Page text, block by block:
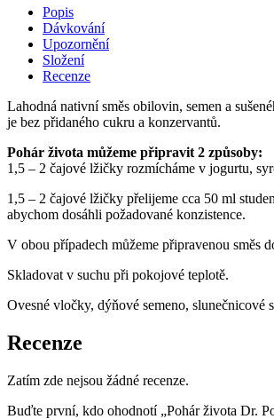
množství
Popis
Dávkování
Upozornění
Složení
Recenze
Lahodná nativní směs obilovin, semen a
je bez přidaného cukru a konzervantů.
Pohár života můžeme připravit 2 způsoby:
1,5 – 2 čajové lžičky rozmícháme v jogurtu,
1,5 – 2 čajové lžičky přelijeme cca 50 ml
abychom dosáhli požadované konzistence.
V obou případech můžeme připravenou směs
Skladovat v suchu při pokojové teplotě.
Ovesné vločky, dýňové semeno, slunečnicové
Recenze
Zatím zde nejsou žádné recenze.
Buďte první, kdo ohodnotí „Pohár života Dr.